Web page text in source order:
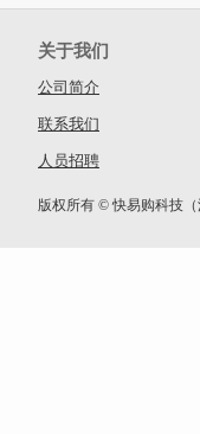
关于我们
公司简介
联系我们
人员招聘
版权所有 © 快易购科技